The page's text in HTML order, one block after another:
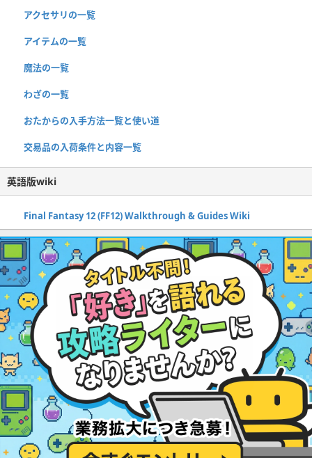
アクセサリの一覧
アイテムの一覧
魔法の一覧
わざの一覧
おたからの入手方法一覧と使い道
交易品の入荷条件と内容一覧
英語版wiki
Final Fantasy 12 (FF12) Walkthrough & Guides Wiki